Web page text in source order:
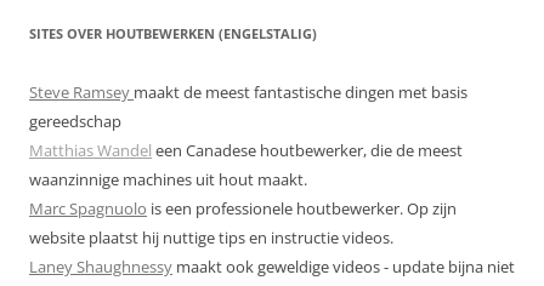
SITES OVER HOUTBEWERKEN (ENGELSTALIG)
Steve Ramsey maakt de meest fantastische dingen met basis
gereedschap
Matthias Wandel een Canadese houtbewerker, die de meest
waanzinnige machines uit hout maakt.
Marc Spagnuolo is een professionele houtbewerker. Op zijn
website plaatst hij nuttige tips en instructie videos.
Laney Shaughnessy maakt ook geweldige videos - update bijna niet